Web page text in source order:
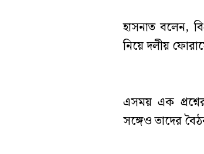
হাসনাত বলেন,
নিয়ে দলীয়
এসময় এক
সঙ্গেও তাদের